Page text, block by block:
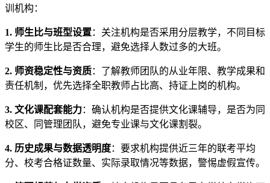
训机构：
1. 师生比与班型设置：关注机构是否采用分层教学，不同目标
学生的师生比是否合理，避免选择人数过多的大班。
2. 师资稳定性与资质：了解教师团队的从业年限、教学成果和
责任机制，优先选择全职教师占比高、持证上岗的机构。
3. 文化课配套能力：确认机构是否提供文化课辅导，是否为同
校区、同管理团队，避免专业课与文化课割裂。
4. 历史成果与数据透明度：要求机构提供近三年的联考平均
分、校考合格证数量、实际录取情况等数据，警惕虚假宣传。